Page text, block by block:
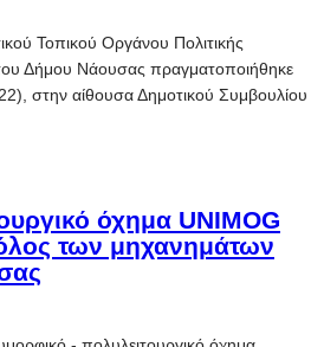
Τοπικού Οργάνου Πολιτικής
Δήμου Νάουσας πραγματοποιήθηκε
στην αίθουσα Δημοτικού Συμβουλίου
όχημα UNIMOG
των μηχανημάτων